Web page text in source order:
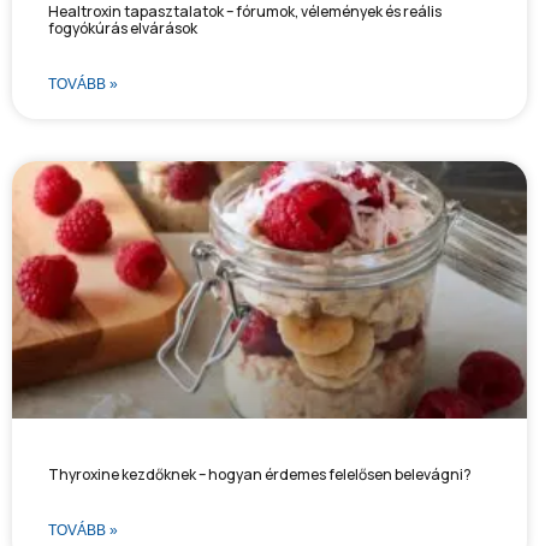
Healtroxin tapasztalatok – fórumok, vélemények és reális
fogyókúrás elvárások
TOVÁBB »
Thyroxine kezdőknek – hogyan érdemes felelősen belevágni?
TOVÁBB »